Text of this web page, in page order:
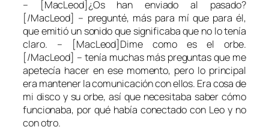
– [MacLeod]¿Os han enviado al pasado?
[/MacLeod] – pregunté, más para mí que para él,
que emitió un sonido que significaba que no lo tenía
claro. – [MacLeod]Dime como es el orbe.
[/MacLeod] – tenía muchas más preguntas que me
apetecía hacer en ese momento, pero lo principal
era mantener la comunicación con ellos. Era cosa de
mi disco y su orbe, así que necesitaba saber cómo
funcionaba, por qué había conectado con Leo y no
con otro.